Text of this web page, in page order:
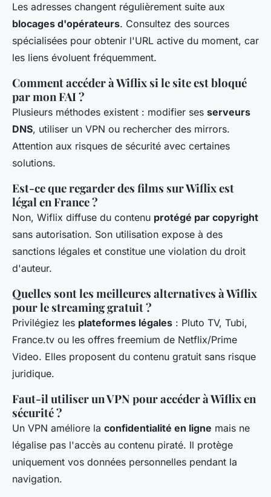
Les adresses changent régulièrement suite aux
blocages d'opérateurs. Consultez des sources
spécialisées pour obtenir l'URL active du moment, car
les liens évoluent fréquemment.
Comment accéder à Wiflix si le site est bloqué
par mon FAI ?
Plusieurs méthodes existent : modifier ses serveurs
DNS, utiliser un VPN ou rechercher des mirrors.
Attention aux risques de sécurité avec certaines
solutions.
Est-ce que regarder des films sur Wiflix est
légal en France ?
Non, Wiflix diffuse du contenu protégé par copyright
sans autorisation. Son utilisation expose à des
sanctions légales et constitue une violation du droit
d'auteur.
Quelles sont les meilleures alternatives à Wiflix
pour le streaming gratuit ?
Privilégiez les plateformes légales : Pluto TV, Tubi,
France.tv ou les offres freemium de Netflix/Prime
Video. Elles proposent du contenu gratuit sans risque
juridique.
Faut-il utiliser un VPN pour accéder à Wiflix en
sécurité ?
Un VPN améliore la confidentialité en ligne mais ne
légalise pas l'accès au contenu piraté. Il protège
uniquement vos données personnelles pendant la
navigation.